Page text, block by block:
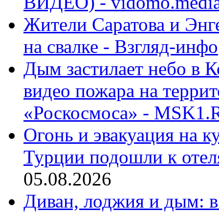
Жители Саратова и
на свалке - Взгляд-инфо
Дым застилает небо в
видео пожара на
«Роскосмоса» -
Огонь и эвакуация на
Турции подошли к
05.08.2026
Диван, лоджия и дым: